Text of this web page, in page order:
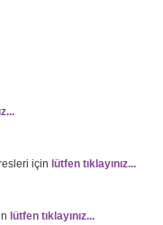
için lütfen tıklayınız...
lütfen tıklayınız...